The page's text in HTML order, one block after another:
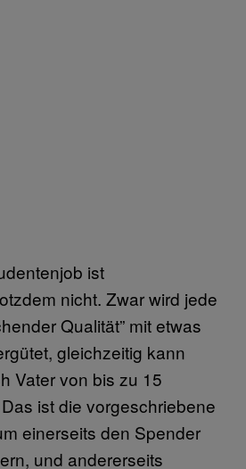
ist
nicht. Zwar wird jede
Qualität” mit etwas
gleichzeitig kann
Vater von bis zu 15
ist die vorgeschriebene
einerseits den Spender
und andererseits